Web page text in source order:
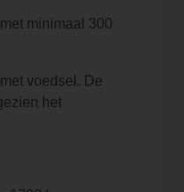
minimaal 300
voedsel. De
het